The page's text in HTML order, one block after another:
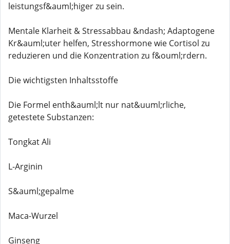
leistungsf&auml;higer zu sein.
Mentale Klarheit & Stressabbau &ndash; Adaptogene
Kr&auml;uter helfen, Stresshormone wie Cortisol zu
reduzieren und die Konzentration zu f&ouml;rdern.
Die wichtigsten Inhaltsstoffe
Die Formel enth&auml;lt nur nat&uuml;rliche,
getestete Substanzen:
Tongkat Ali
L-Arginin
S&auml;gepalme
Maca-Wurzel
Ginseng